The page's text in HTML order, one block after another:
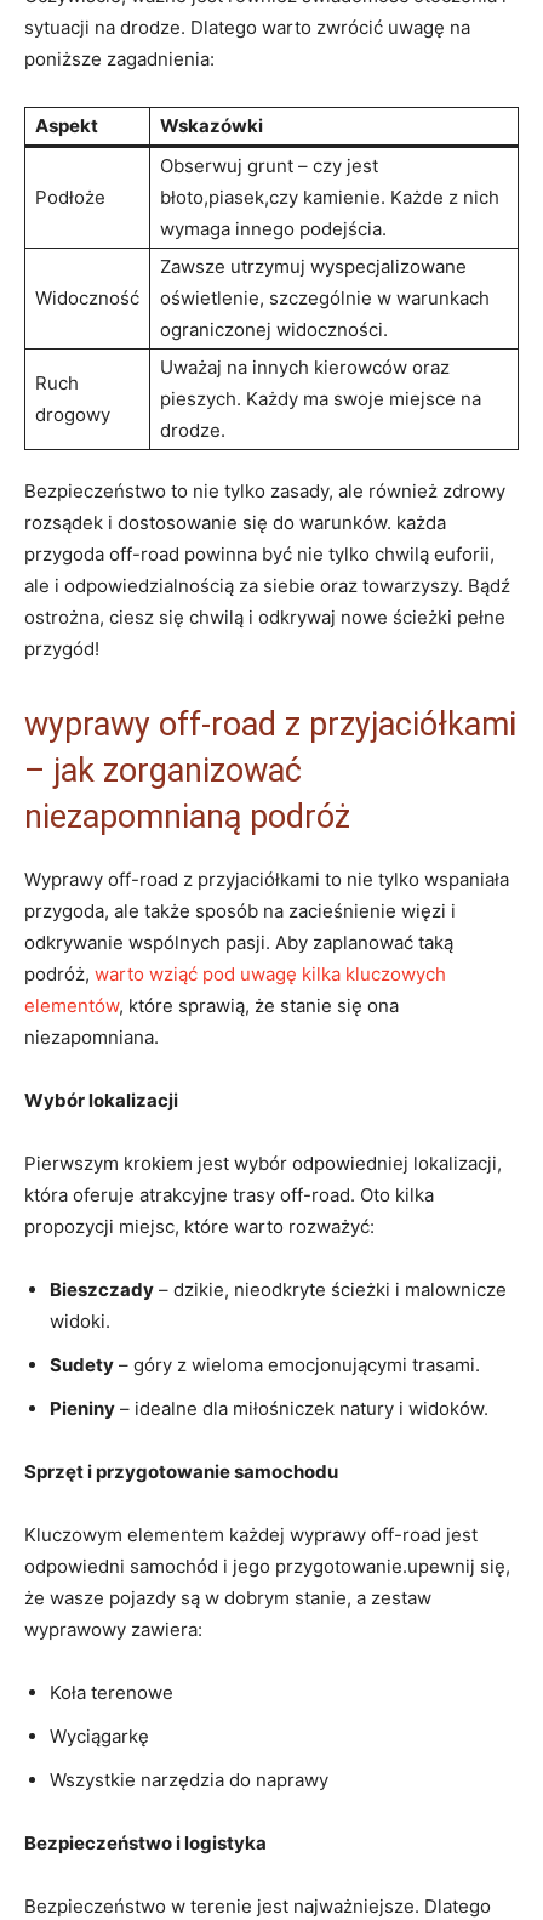
sytuacji na drodze. Dlatego warto zwrócić uwagę na
poniższe zagadnienia:
Aspekt Wskazówki
Podłoże
Obserwuj grunt – czy jest
błoto,piasek,czy kamienie. Każde z nich
wymaga innego podejścia.
Widoczność
Zawsze utrzymuj wyspecjalizowane
oświetlenie, szczególnie w warunkach
ograniczonej widoczności.
Ruch
drogowy
Uważaj na innych kierowców oraz
pieszych. Każdy ma swoje miejsce na
drodze.
Bezpieczeństwo to nie tylko zasady, ale również zdrowy
rozsądek i dostosowanie się do warunków. każda
przygoda off-road powinna być nie tylko chwilą euforii,
ale i odpowiedzialnością za siebie oraz towarzyszy. Bądź
ostrożna, ciesz się chwilą i odkrywaj nowe ścieżki pełne
przygód!
wyprawy off-road z przyjaciółkami
– jak zorganizować
niezapomnianą podróż
Wyprawy off-road z przyjaciółkami to nie tylko wspaniała
przygoda, ale także sposób na zacieśnienie więzi i
odkrywanie wspólnych pasji. Aby zaplanować taką
podróż, warto wziąć pod uwagę kilka kluczowych
elementów, które sprawią, że stanie się ona
niezapomniana.
Wybór lokalizacji
Pierwszym krokiem jest wybór odpowiedniej lokalizacji,
która oferuje atrakcyjne trasy off-road. Oto kilka
propozycji miejsc, które warto rozważyć:
Bieszczady – dzikie, nieodkryte ścieżki i malownicze
widoki.
Sudety – góry z wieloma emocjonującymi trasami.
Pieniny – idealne dla miłośniczek natury i widoków.
Sprzęt i przygotowanie samochodu
Kluczowym elementem każdej wyprawy off-road jest
odpowiedni samochód i jego przygotowanie.upewnij się,
że wasze pojazdy są w dobrym stanie, a zestaw
wyprawowy zawiera:
Koła terenowe
Wyciągarkę
Wszystkie narzędzia do naprawy
Bezpieczeństwo i logistyka
Bezpieczeństwo w terenie jest najważniejsze. Dlatego